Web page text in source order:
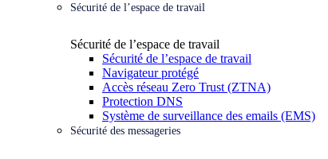
Sécurité de l’espace de travail
Sécurité de l’espace de travail
Sécurité de l’espace de travail
Navigateur protégé
Accès réseau Zero Trust (ZTNA)
Protection DNS
Système de surveillance des emails (EMS)
Sécurité des messageries